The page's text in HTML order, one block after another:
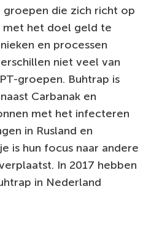
groepen die zich richt op
met het doel geld te
en processen
niet veel van
groepen. Buhtrap is
Carbanak en
met het infecteren
in Rusland en
is hun focus naar andere
In 2017 hebben
in Nederland